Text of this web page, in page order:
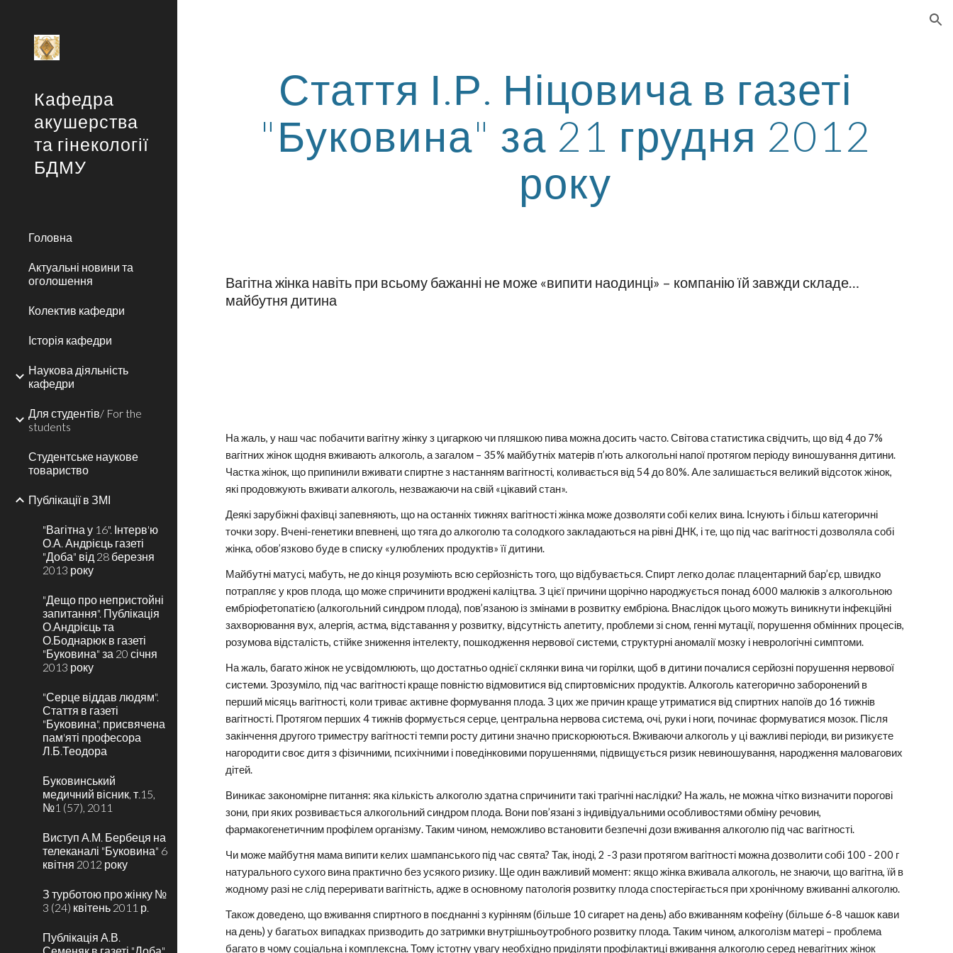
Кафедра
акушерства
та гінекології
БДМУ
Головна
Актуальні новини та
оголошення
Колектив кафедри
Історія кафедри
Наукова діяльність
кафедри
Для студентів/ For the
students
Студентське наукове
товариство
Публікації в ЗМІ
"Вагітна у 16". Інтерв'ю
О.А. Андрієць газеті
"Доба" від 28 березня
2013 року
"Дещо про непристойні
запитання". Публікація
О.Андрієць та
О.Боднарюк в газеті
"Буковина" за 20 січня
2013 року
"Серце віддав людям".
Стаття в газеті
"Буковина", присвячена
пам'яті професора
Л.Б.Теодора
Буковинський
медичний вісник, т.15,
№1 (57), 2011
Виступ А.М. Бербеця на
телеканалі "Буковина" 6
квітня 2012 року
З турботою про жінку №
3 (24) квітень 2011 р.
Публікація А.В.
Стаття І.Р. Ніцовича в газеті
"Буковина" за 21 грудня 2012
року
Вагітна жінка навіть при всьому бажанні не може «випити наодинці» – компанію їй завжди складе…
майбутня дитина
На жаль, у наш час побачити вагітну жінку з цигаркою чи пляшкою пива можна досить часто. Світова статистика свідчить, що від 4 до 7%
вагітних жінок щодня вживають алкоголь, а загалом – 35% майбутніх матерів п’ють алкогольні напої протягом періоду виношування дитини.
Частка жінок, що припинили вживати спиртне з настанням вагітності, коливається від 54 до 80%. Але залишається великий відсоток жінок,
які продовжують вживати алкоголь, незважаючи на свій «цікавий стан».
Деякі зарубіжні фахівці запевняють, що на останніх тижнях вагітності жінка може дозволяти собі келих вина. Існують і більш категоричні
точки зору. Вчені-генетики впевнені, що тяга до алкоголю та солодкого закладаються на рівні ДНК, і те, що під час вагітності дозволяла собі
жінка, обов’язково буде в списку «улюблених продуктів» її дитини.
Майбутні матусі, мабуть, не до кінця розуміють всю серйозність того, що відбувається. Спирт легко долає плацентарний бар’єр, швидко
потрапляє у кров плода, що може спричинити вроджені каліцтва. З цієї причини щорічно народжується понад 6000 малюків з алкогольною
ембріофетопатією (алкогольний синдром плода), пов’язаною із змінами в розвитку ембріона. Внаслідок цього можуть виникнути інфекційні
захворювання вух, алергія, астма, відставання у розвитку, відсутність апетиту, проблеми зі сном, генні мутації, порушення обмінних процесів,
розумова відсталість, стійке зниження інтелекту, пошкодження нервової системи, структурні аномалії мозку і неврологічні симптоми.
На жаль, багато жінок не усвідомлюють, що достатньо однієї склянки вина чи горілки, щоб в дитини почалися серйозні порушення нервової
системи. Зрозуміло, під час вагітності краще повністю відмовитися від спиртовмісних продуктів. Алкоголь категорично заборонений в
перший місяць вагітності, коли триває активне формування плода. З цих же причин краще утриматися від спиртних напоїв до 16 тижнів
вагітності. Протягом перших 4 тижнів формується серце, центральна нервова система, очі, руки і ноги, починає формуватися мозок. Після
закінчення другого триместру вагітності темпи росту дитини значно прискорюються. Вживаючи алкоголь у ці важливі періоди, ви ризикуєте
нагородити своє дитя з фізичними, психічними і поведінковими порушеннями, підвищується ризик невиношування, народження маловагових
дітей.
Виникає закономірне питання: яка кількість алкоголю здатна спричинити такі трагічні наслідки? На жаль, не можна чітко визначити порогові
зони, при яких розвивається алкогольний синдром плода. Вони пов’язані з індивідуальними особливостями обміну речовин,
фармакогенетичним профілем організму. Таким чином, неможливо встановити безпечні дози вживання алкоголю під час вагітності.
Чи може майбутня мама випити келих шампанського під час свята? Так, іноді, 2 -3 рази протягом вагітності можна дозволити собі 100 - 200 г
натурального сухого вина практично без усякого ризику. Ще один важливий момент: якщо жінка вживала алкоголь, не знаючи, що вагітна, їй в
жодному разі не слід переривати вагітність, адже в основному патологія розвитку плода спостерігається при хронічному вживанні алкоголю.
Також доведено, що вживання спиртного в поєднанні з курінням (більше 10 сигарет на день) або вживанням кофеїну (більше 6-8 чашок кави
на день) у багатьох випадках призводить до затримки внутрішньоутробного розвитку плода. Таким чином, алкоголізм матері – проблема
багато в чому соціальна і комплексна. Тому істотну увагу необхідно приділяти профілактиці вживання алкоголю серед невагітних жінок